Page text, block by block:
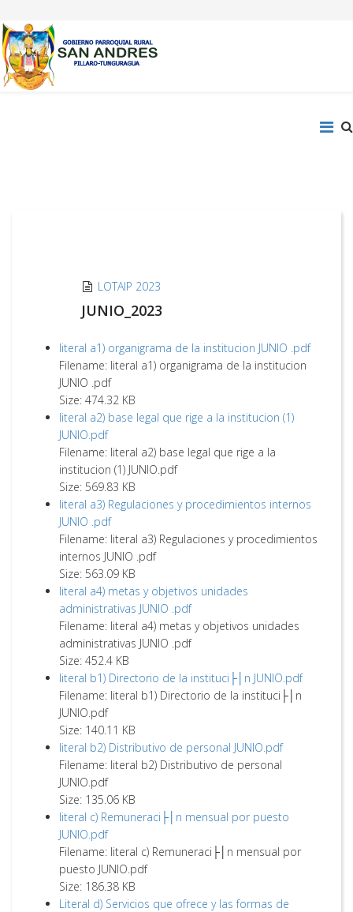
LOTAIP 2023
JUNIO_2023
literal a1) organigrama de la institucion JUNIO .pdf
Filename: literal a1) organigrama de la institucion
JUNIO .pdf
Size: 474.32 KB
literal a2) base legal que rige a la institucion (1)
JUNIO.pdf
Filename: literal a2) base legal que rige a la
institucion (1) JUNIO.pdf
Size: 569.83 KB
literal a3) Regulaciones y procedimientos internos
JUNIO .pdf
Filename: literal a3) Regulaciones y procedimientos
internos JUNIO .pdf
Size: 563.09 KB
literal a4) metas y objetivos unidades
administrativas JUNIO .pdf
Filename: literal a4) metas y objetivos unidades
administrativas JUNIO .pdf
Size: 452.4 KB
literal b1) Directorio de la instituci├│n JUNIO.pdf
Filename: literal b1) Directorio de la instituci├│n
JUNIO.pdf
Size: 140.11 KB
literal b2) Distributivo de personal JUNIO.pdf
Filename: literal b2) Distributivo de personal
JUNIO.pdf
Size: 135.06 KB
literal c) Remuneraci├│n mensual por puesto
JUNIO.pdf
Filename: literal c) Remuneraci├│n mensual por
puesto JUNIO.pdf
Size: 186.38 KB
Literal d) Servicios que ofrece y las formas de